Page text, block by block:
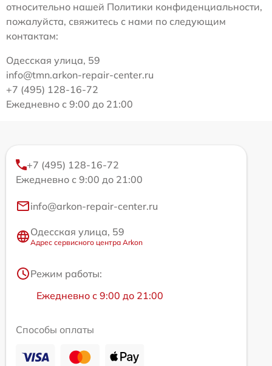
относительно нашей Политики конфиденциальности,
пожалуйста, свяжитесь с нами по следующим
контактам:
Одесская улица, 59
info@tmn.arkon-repair-center.ru
+7 (495) 128-16-72
Ежедневно с 9:00 до 21:00
+7 (495) 128-16-72
Ежедневно с 9:00 до 21:00
info@arkon-repair-center.ru
Одесская улица, 59
Адрес сервисного центра Arkon
Режим работы:
Ежедневно с 9:00 до 21:00
Способы оплаты